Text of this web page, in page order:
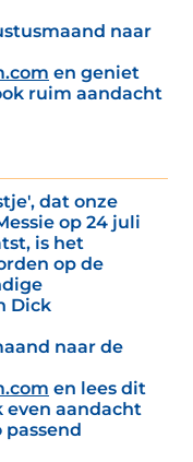
naar
en geniet
ruim aandacht
dat onze
op 24 juli
is het
op de
Dick
naar de
en lees dit
even aandacht